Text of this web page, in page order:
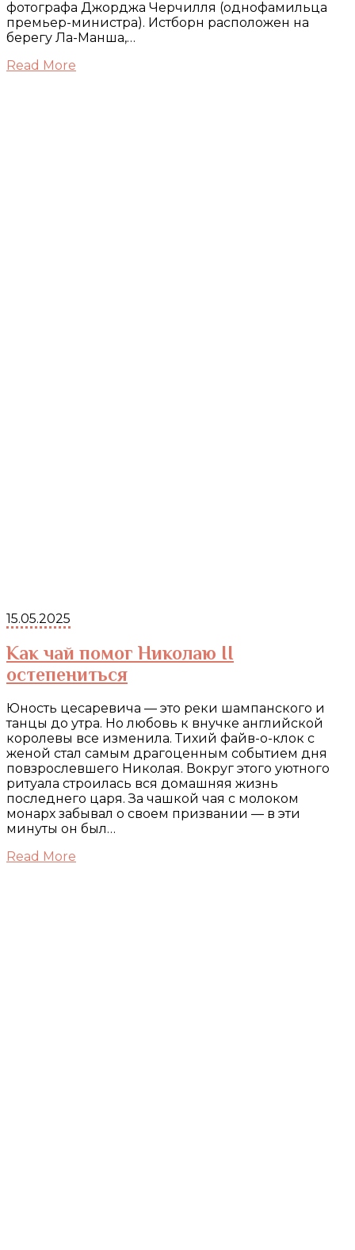
фотографа Джорджа Черчилля (однофамильца
премьер-министра). Истборн расположен на
берегу Ла-Манша,…
Read More
15.05.2025
Как чай помог Николаю II
остепениться
Юность цесаревича — это реки шампанского и
танцы до утра. Но любовь к внучке английской
королевы все изменила. Тихий файв-о-клок с
женой стал самым драгоценным событием дня
повзрослевшего Николая. Вокруг этого уютного
ритуала строилась вся домашняя жизнь
последнего царя. За чашкой чая с молоком
монарх забывал о своем призвании — в эти
минуты он был…
Read More